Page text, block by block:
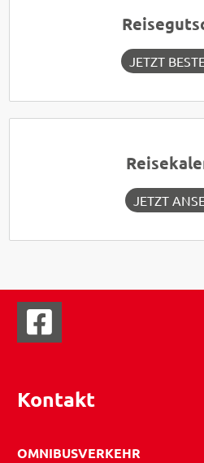
JETZT
JETZT
Kontakt
OMNIBUSVERKEHR